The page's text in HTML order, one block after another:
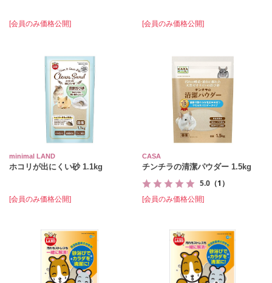
[会員のみ価格公開] [会員のみ価格公開]
minimal LAND
ホコリが出にくい砂 1.1kg
[会員のみ価格公開]
CASA
チンチラの清潔パウダー 1.5kg
5.0 （1）
[会員のみ価格公開]